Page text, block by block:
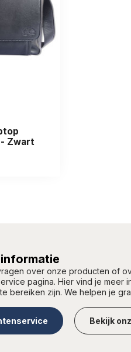
- Zwart
over onze producten of
pagina. Hier vind je meer
bereiken zijn. We helpen je
Bekijk